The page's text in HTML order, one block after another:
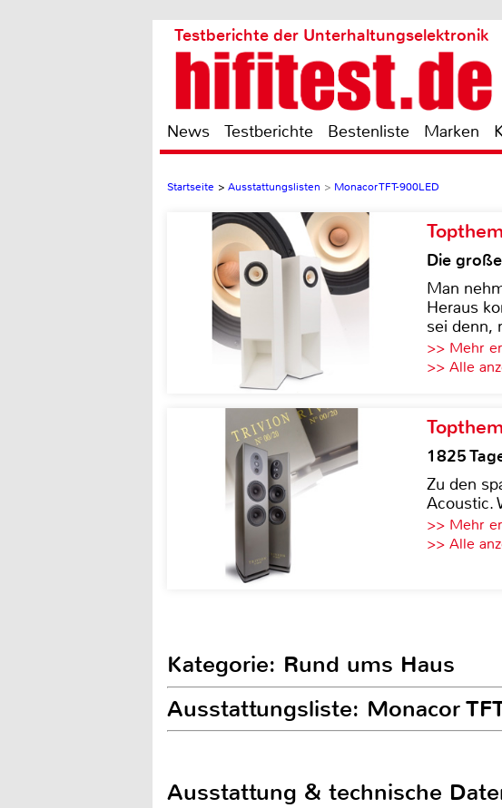
Testberichte der Unterhaltungselektronik
News Testberichte Bestenliste Marken
Startseite > Ausstattungslisten > Monacor TFT-900LED
Die
Man
Heraus
sei denn,
>> Mehr
>> Alle
1825
Zu den
Acoustic.
>> Mehr
>> Alle
Kategorie: Rund ums Haus
Ausstattungsliste: Monacor
Ausstattung & technische